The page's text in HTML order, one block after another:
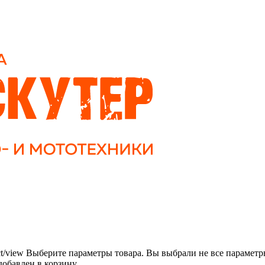
view Выберите параметры товара. Вы выбрали не все